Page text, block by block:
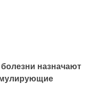
назначают